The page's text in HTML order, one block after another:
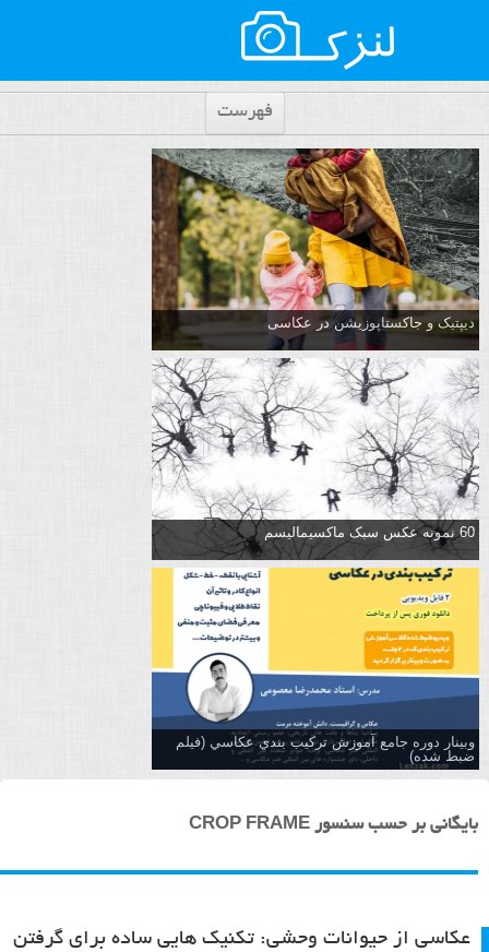
فهرست
دیپتیک و جاکستا‌پوزیشن در عکاسی
60 نمونه عکس سبک ماکسیمالیسم
وبینار دوره جامع آموزش تركيب بندي عكاسي (فیلم
ضبط شده)
بایگانی بر حسب سنسور CROP FRAME
عکاسی از حیوانات وحشی: تکنیک هایی ساده برای گرفتن